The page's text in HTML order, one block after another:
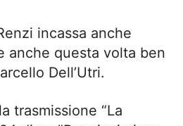
incassa anche
anche questa volta ben
Dell’Utri.
trasmissione “La